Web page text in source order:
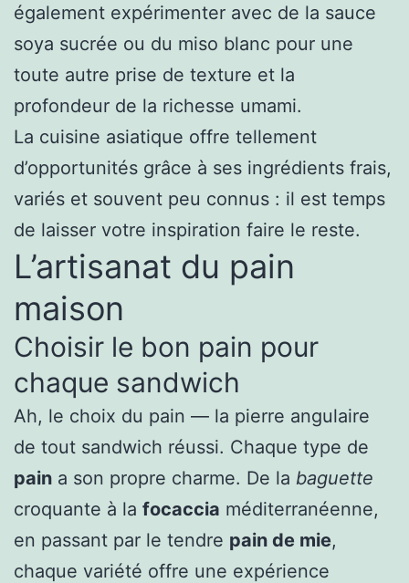
également expérimenter avec de la sauce
soya sucrée ou du miso blanc pour une
toute autre prise de texture et la
profondeur de la richesse umami.
La cuisine asiatique offre tellement
d’opportunités grâce à ses ingrédients frais,
variés et souvent peu connus : il est temps
de laisser votre inspiration faire le reste.
L’artisanat du pain
maison
Choisir le bon pain pour
chaque sandwich
Ah, le choix du pain — la pierre angulaire
de tout sandwich réussi. Chaque type de
pain a son propre charme. De la baguette
croquante à la focaccia méditerranéenne,
en passant par le tendre pain de mie,
chaque variété offre une expérience